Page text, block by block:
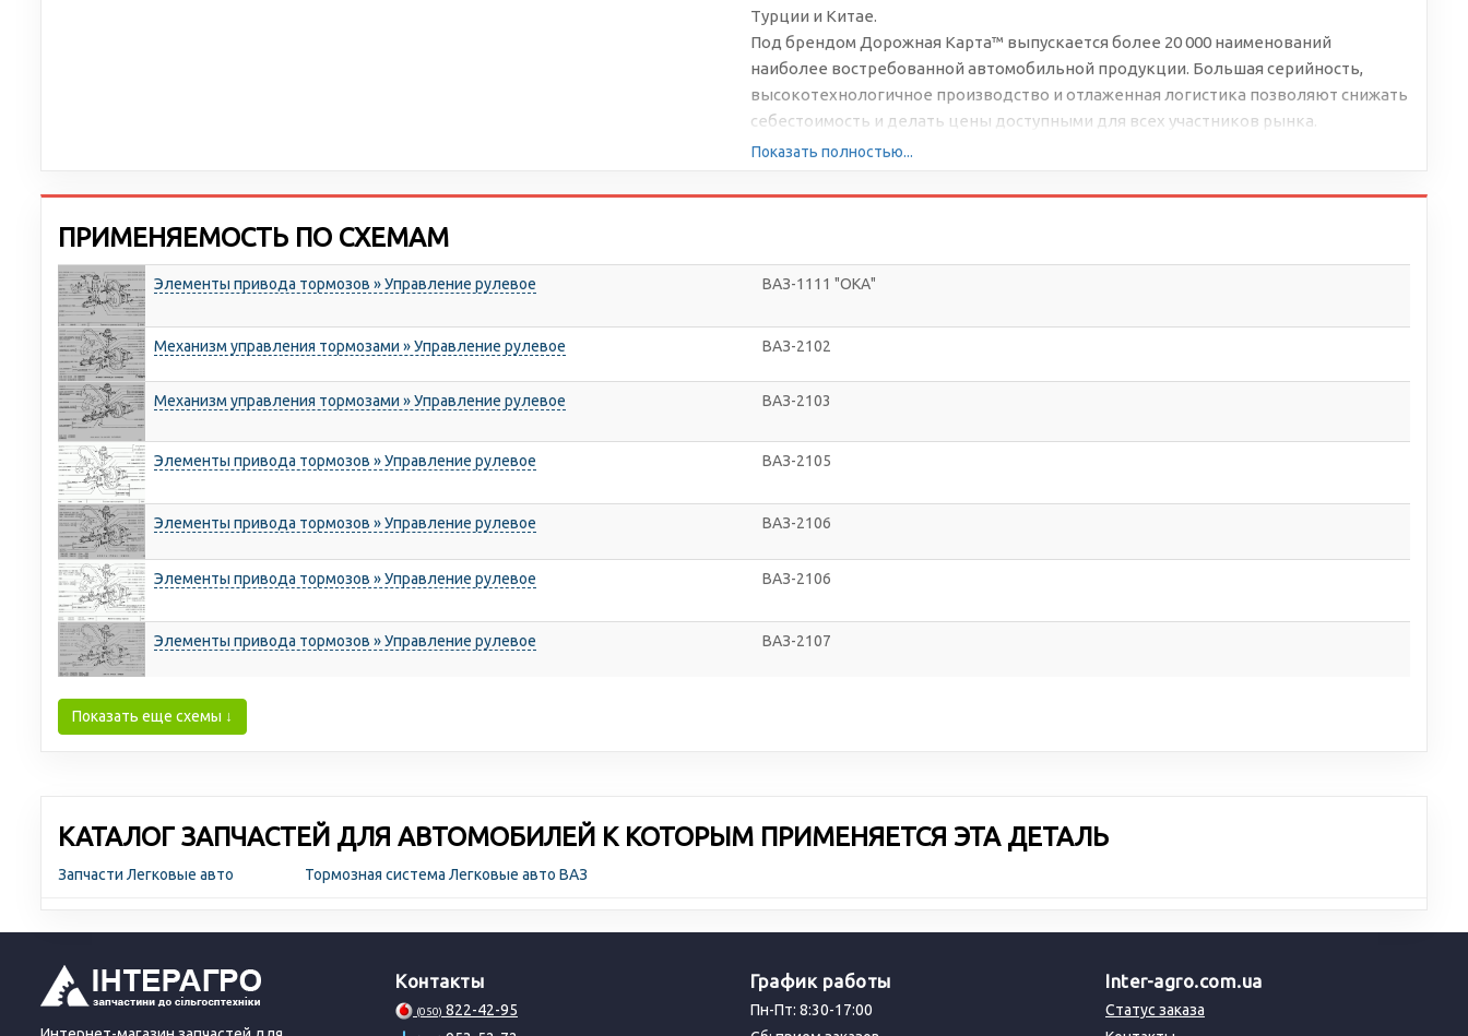
Турции и Китае.
Под брендом Дорожная Карта™ выпускается более 20 000 наименований
наиболее востребованной автомобильной продукции. Большая серийность,
высокотехнологичное производство и отлаженная логистика позволяют снижать
себестоимость и делать цены доступными для всех участников рынка.
Показать полностью...
ПРИМЕНЯЕМОСТЬ ПО СХЕМАМ
Элементы привода тормозов » Управление рулевое ВАЗ-1111 "ОКА"
Механизм управления тормозами » Управление рулевое ВАЗ-2102
Механизм управления тормозами » Управление рулевое ВАЗ-2103
Элементы привода тормозов » Управление рулевое ВАЗ-2105
Элементы привода тормозов » Управление рулевое ВАЗ-2106
Элементы привода тормозов » Управление рулевое ВАЗ-2106
Элементы привода тормозов » Управление рулевое ВАЗ-2107
Показать еще схемы ↓
КАТАЛОГ ЗАПЧАСТЕЙ ДЛЯ АВТОМОБИЛЕЙ К КОТОРЫМ ПРИМЕНЯЕТСЯ ЭТА ДЕТАЛЬ
Запчасти Легковые авто Тормозная система Легковые авто ВАЗ
Контакты
(050) 822-42-95
График работы
Пн-Пт: 8:30-17:00
Inter-agro.com.ua
Статус заказа